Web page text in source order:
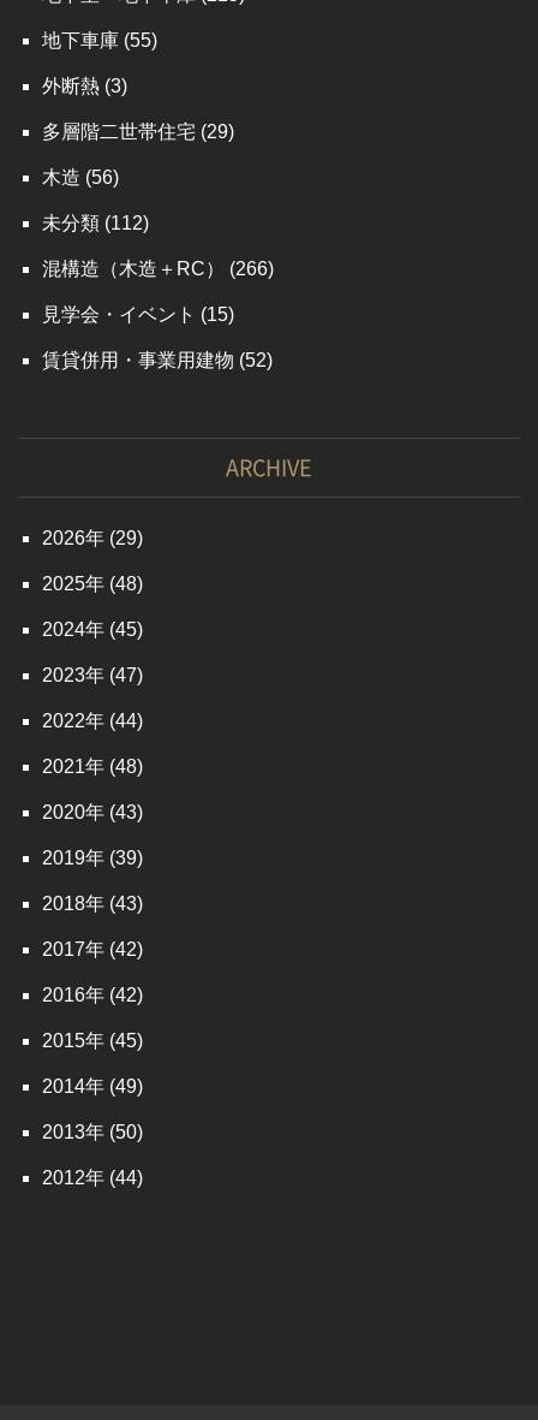
地下車庫 (55)
外断熱 (3)
多層階二世帯住宅 (29)
木造 (56)
未分類 (112)
混構造（木造＋RC） (266)
見学会・イベント (15)
賃貸併用・事業用建物 (52)
ARCHIVE
2026 (29)
2025 (48)
2024 (45)
2023 (47)
2022 (44)
2021 (48)
2020 (43)
2019 (39)
2018 (43)
2017 (42)
2016 (42)
2015 (45)
2014 (49)
2013 (50)
2012 (44)